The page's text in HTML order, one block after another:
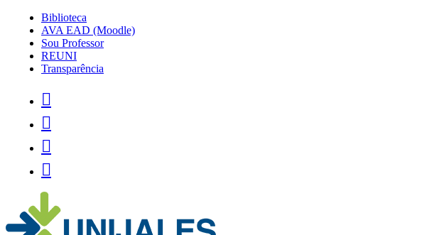
Biblioteca
AVA EAD (Moodle)
Sou Professor
REUNI
Transparência



